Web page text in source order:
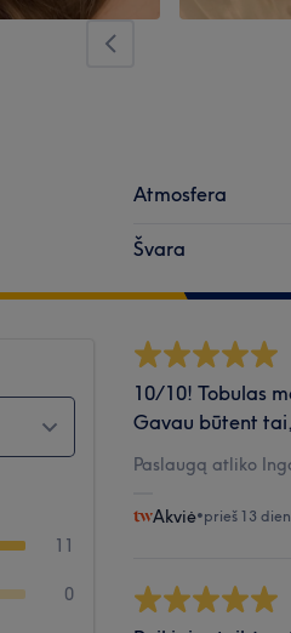
Atmosfera
Švara
11
0
10/10! Tobulas
Gavau būtent
Paslaugą atliko
Akviė•prieš 13